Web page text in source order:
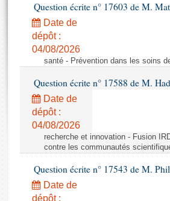
Projets de loi
Propositions de loi
Amendements
Textes adoptés
Rapports d'information
Rapports d'enquête
Rapports législatifs
Baromètre de l’application des lois
Dossiers législatifs
Budget et sécurité sociale
Histoire
Juniors
Anciennes législatures
Liens vers les sites publics
Contacts et plan d'accès
Photos libres de droit
Question écrite n° 17603 de M.
Date de
dépôt :
04/08/2026
santé - Prévention dans les soins
Question écrite n° 17588 de M.
Date de
dépôt :
04/08/2026
recherche et innovation - Fusion
contre les communautés
Question écrite n° 17543 de M.
Date de
dépôt :